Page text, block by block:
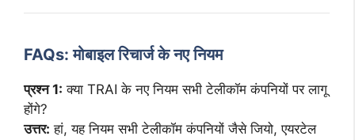
FAQs: मोबाइल रिचार्ज के नए नियम
प्रश्न 1: क्या TRAI के नए नियम सभी टेलीकॉम कंपनियों पर लागू
होंगे?
उत्तर: हां, यह नियम सभी टेलीकॉम कंपनियों जैसे जियो, एयरटेल